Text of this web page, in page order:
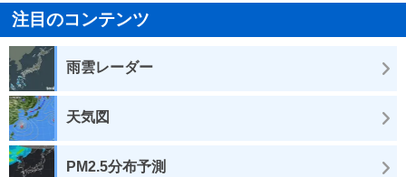
注目のコンテンツ
雨雲レーダー
天気図
PM2.5分布予測